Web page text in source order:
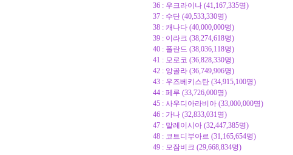
36 : 우크라이나 (41,167,335명)
37 : 수단 (40,533,330명)
38 : 캐나다 (40,000,000명)
39 : 이라크 (38,274,618명)
40 : 폴란드 (38,036,118명)
41 : 모로코 (36,828,330명)
42 : 앙골라 (36,749,906명)
43 : 우즈베키스탄 (34,915,100명)
44 : 페루 (33,726,000명)
45 : 사우디아라비아 (33,000,000명)
46 : 가나 (32,833,031명)
47 : 말레이시아 (32,447,385명)
48 : 코트디부아르 (31,165,654명)
49 : 모잠비크 (29,668,834명)